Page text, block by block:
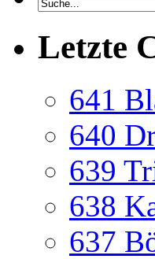
Letzte
641
640
639
638
637